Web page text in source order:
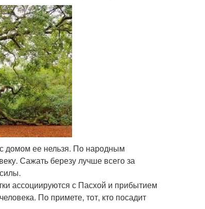
домом ее нельзя. По народным
Сажать березу лучше всего за
ассоциируются с Пасхой и прибытием
По примете, тот, кто посадит